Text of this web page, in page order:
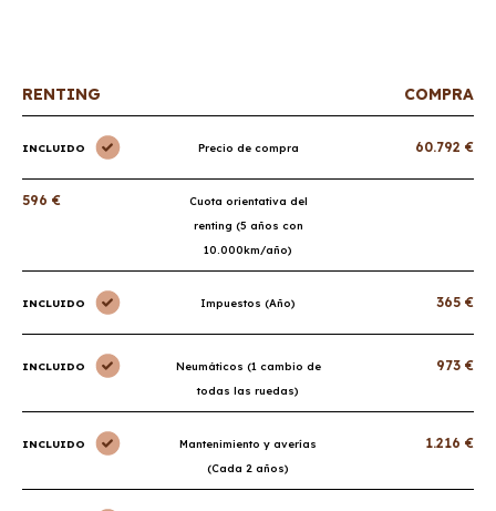
RENTING COMPRA
INCLUIDO Precio de compra 60.792 €
596 €
Cuota orientativa del
renting (5 años con
10.000km/año)
INCLUIDO Impuestos (Año) 365 €
INCLUIDO
Neumáticos (1 cambio de
todas las ruedas)
973 €
INCLUIDO
Mantenimiento y averías
(Cada 2 años)
1.216 €